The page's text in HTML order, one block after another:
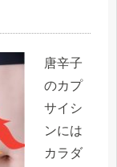
唐辛子
のカプ
サイシ
ンには
カラダ